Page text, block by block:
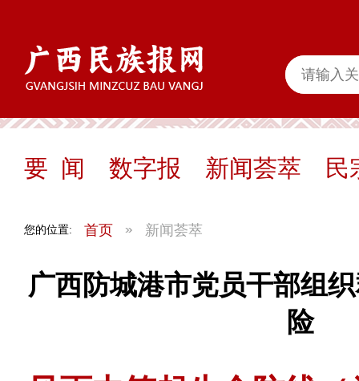
要 闻 数字报 新闻荟萃 民
您的位置: 首页 新闻荟萃
广西防城港市党员干部组
险